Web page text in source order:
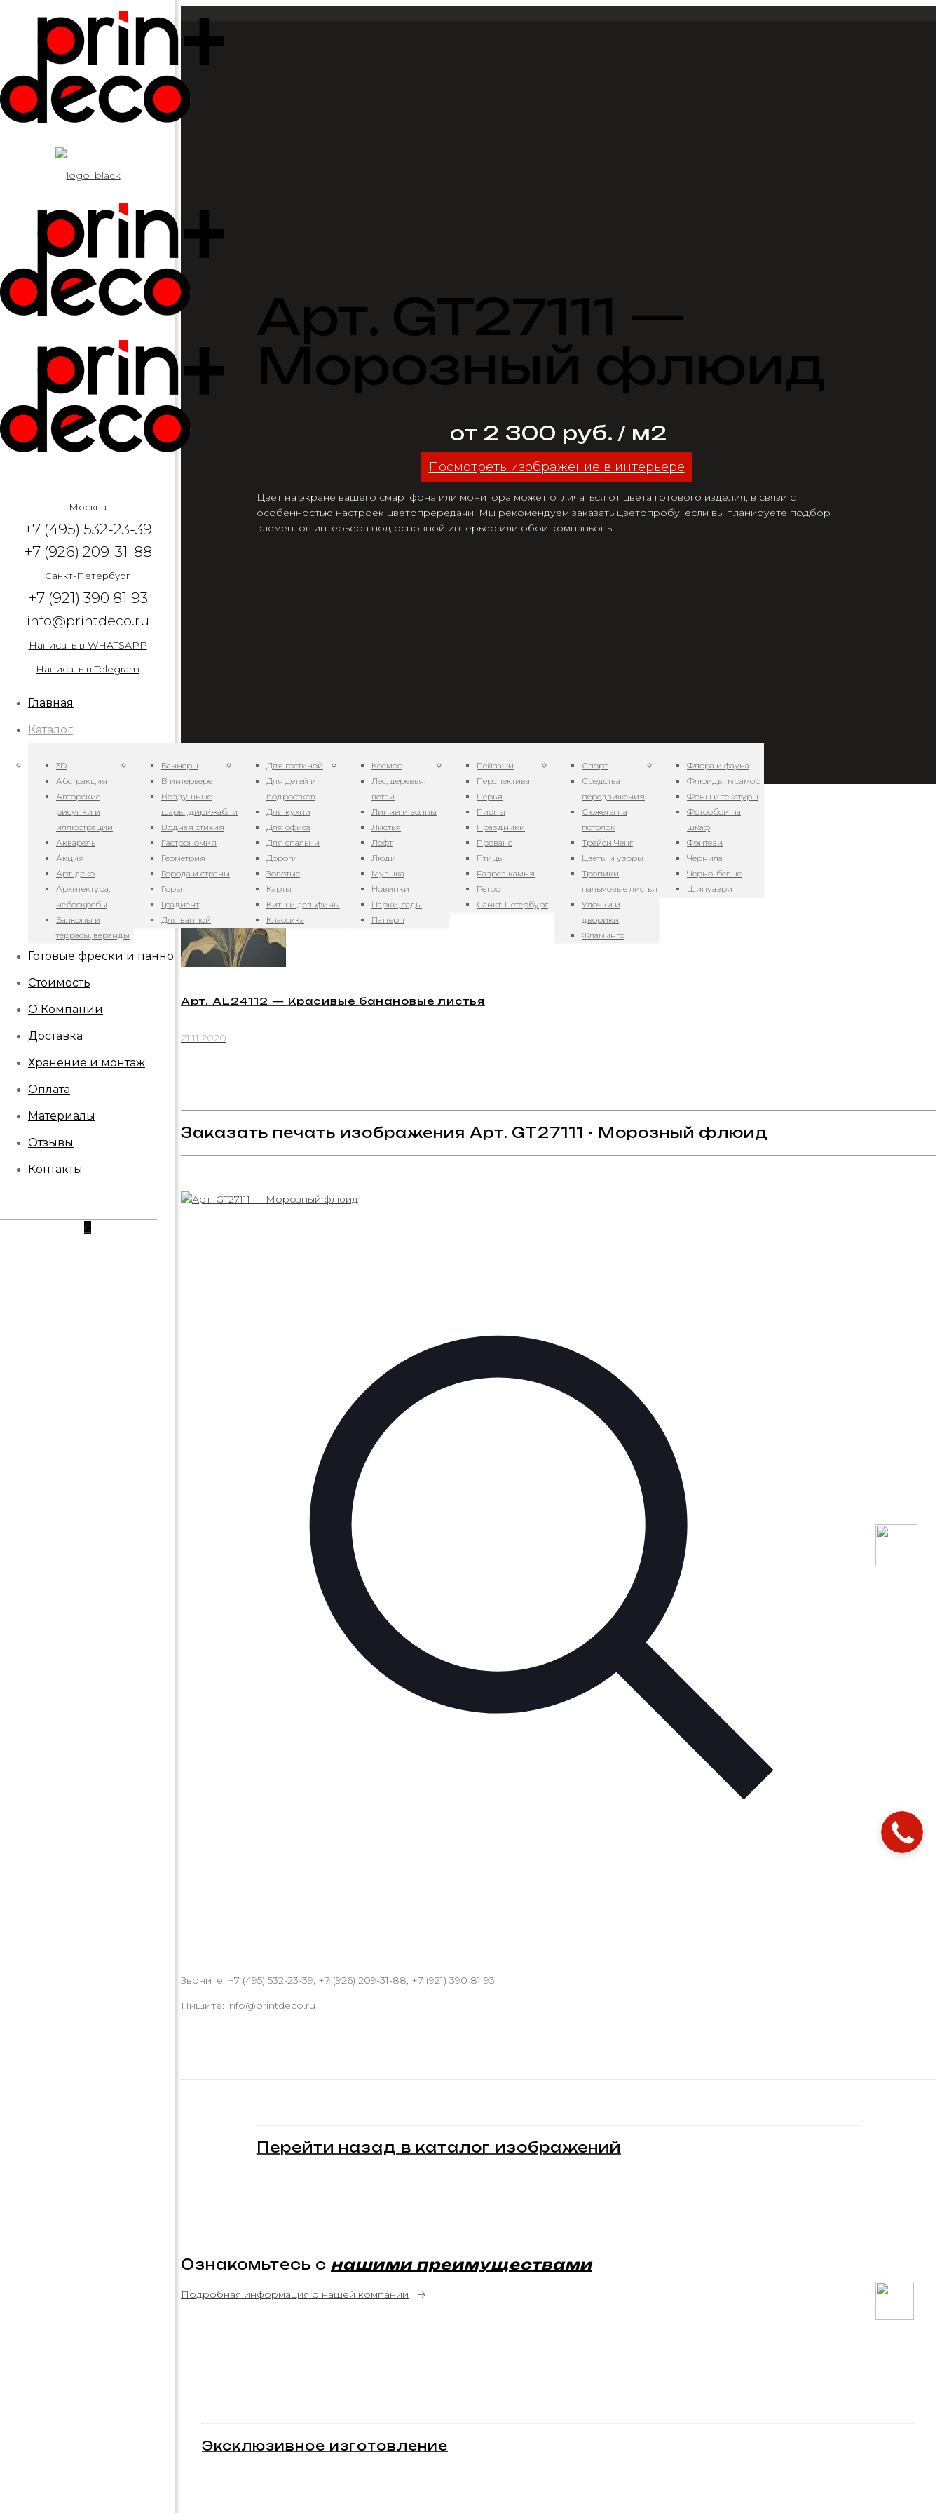
Москва
+7 (495) 532-23-39
+7 (926) 209-31-88
Санкт-Петербург
+7 (921) 390 81 93
info@printdeco.ru
Написать в WHATSAPP
Написать в Telegram
Главная
Каталог
3D
Абстракция
Авторские
рисунки и
иллюстрации
Акварель
Акция
Арт-деко
Архитектура,
небоскребы
Балконы и
террасы, веранды
Баннеры
В интерьере
Воздушные
шары, дирижабли
Водная стихия
Гастрономия
Геометрия
Города и страны
Горы
Градиент
Для ванной
Для гостиной
Для детей и
подростков
Для кухни
Для офиса
Для спальни
Дороги
Золотые
Карты
Киты и дельфины
Классика
Космос
Лес, деревья,
ветви
Линии и волны
Листья
Лофт
Люди
Музыка
Новинки
Парки, сады
Паттерн
Пейзажи
Перспектива
Перья
Пионы
Праздники
Прованс
Птицы
Разрез камня
Ретро
Санкт-Петербург
Спорт
Средства
передвижения
Сюжеты на
потолок
Трейси Ченг
Цветы и узоры
Тропики,
пальмовые листья
Улочки и
дворики
Фламинго
Флора и фауна
Флюиды, мрамор
Фоны и текстуры
Фотообои на
шкаф
Фэнтези
Чернила
Черно-белые
Шинуазри
Готовые фрески и панно
Стоимость
О Компании
Доставка
Хранение и монтаж
Оплата
Материалы
Отзывы
Контакты
0
Арт. GT27111 —
Морозный флюид
от 2 300 руб. / м2
Посмотреть изображение в интерьере
Цвет на экране вашего смартфона или монитора может отличаться от цвета готового изделия, в связи с
особенностью настроек цветопрередачи. Мы рекомендуем заказать цветопробу, если вы планируете подбор
элементов интерьера под основной интерьер или обои компаньоны.
Арт. GT27117 — Морозный флюид 7
22.11.2020
Арт. AL24112 — Красивые банановые листья
21.11.2020
Заказать печать изображения Арт. GT27111 - Морозный флюид
Звоните: +7 (495) 532-23-39, +7 (926) 209-31-88, +7 (921) 390 81 93
Пишите: info@printdeco.ru
Перейти назад в каталог изображений
Ознакомьтесь с нашими преимуществами
Подробная информация о нашей компании →
Эксклюзивное изготовление